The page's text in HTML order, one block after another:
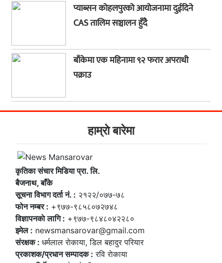
प्याब्सन कोहलपुरको आयोजनामा दुईदिने
CAS तालिम सञ्चालन हुँदै
बाँकेमा एक महिनामा ९२ फरार अपराधी
पक्राउ
हाम्राे बारेमा
कृतिका संचार मिडिया प्रा. लि.
बैजनाथ, बाँके
सूचना विभाग दर्ता नं. : २१२२/०७७-७८
फोन नम्बर : +९७७-९८५८०७२७४८
विज्ञापनकाे लागि : +९७७-९८४८०४२२८०
इमेल : newsmansarovar@gmail.com
संरक्षक : धर्मलाल राेकाया, डिल बहादुर परियार
प्रकाशक/प्रधान सम्पादक : रवि राेकाया